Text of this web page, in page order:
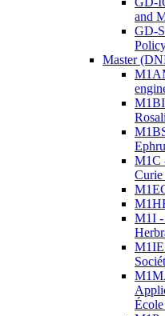
and
GD-
Master
M1C
Curie
M1I -